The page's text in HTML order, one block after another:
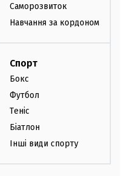
Саморозвиток
Навчання за кордоном
Спорт
Бокс
Футбол
Теніс
Біатлон
Інші види спорту